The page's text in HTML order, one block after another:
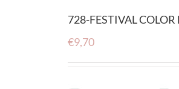
728-FESTIVAL
€9,70